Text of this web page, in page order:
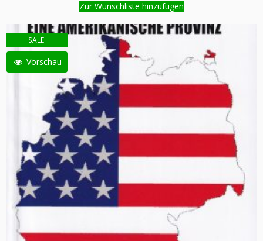
Zur Wunschliste hinzufügen
SALE!
Vorschau